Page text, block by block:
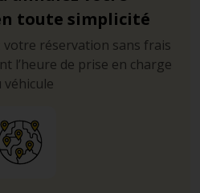
au feu rouge. Ne vous
vers les quatre coins
l’A-2 vers la
valencien, l’A-4 vers
toute simplicité
votre réservation sans frais
l’heure de prise en charge
véhicule